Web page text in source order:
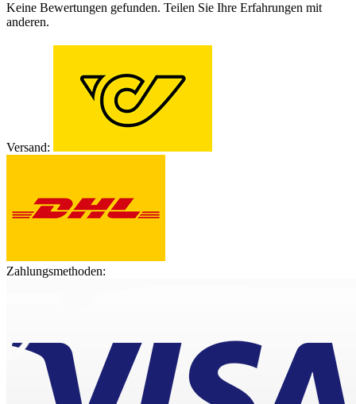
Keine Bewertungen gefunden. Teilen Sie Ihre Erfahrungen mit
anderen.
Versand:
Zahlungsmethoden: